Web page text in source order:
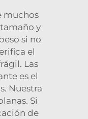
muchos
y
si no
el
Las
es el
Nuestra
Si
de